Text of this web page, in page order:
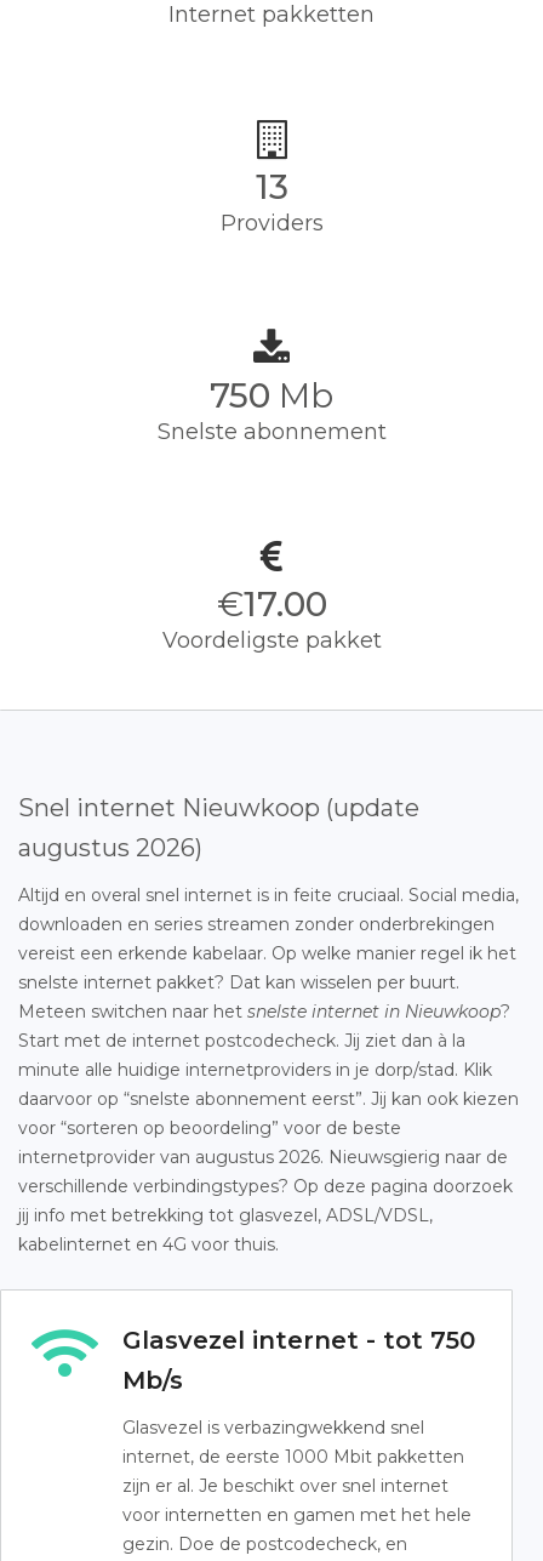
Internet pakketten
13
Providers
750 Mb
Snelste abonnement
€17.00
Voordeligste pakket
Snel internet Nieuwkoop (update
augustus 2026)
Altijd en overal snel internet is in feite cruciaal. Social media,
downloaden en series streamen zonder onderbrekingen
vereist een erkende kabelaar. Op welke manier regel ik het
snelste internet pakket? Dat kan wisselen per buurt.
Meteen switchen naar het snelste internet in Nieuwkoop?
Start met de internet postcodecheck. Jij ziet dan à la
minute alle huidige internetproviders in je dorp/stad. Klik
daarvoor op “snelste abonnement eerst”. Jij kan ook kiezen
voor “sorteren op beoordeling” voor de beste
internetprovider van augustus 2026. Nieuwsgierig naar de
verschillende verbindingstypes? Op deze pagina doorzoek
jij info met betrekking tot glasvezel, ADSL/VDSL,
kabelinternet en 4G voor thuis.
Glasvezel internet - tot 750
Mb/s
Glasvezel is verbazingwekkend snel
internet, de eerste 1000 Mbit pakketten
zijn er al. Je beschikt over snel internet
voor internetten en gamen met het hele
gezin. Doe de postcodecheck, en